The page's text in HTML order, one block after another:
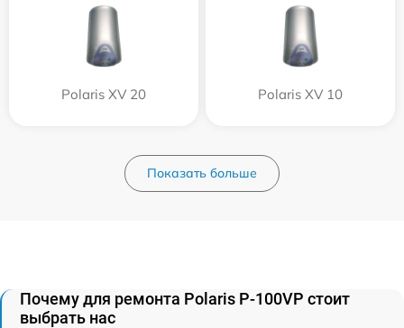
Polaris XV 20 Polaris XV 10
Показать больше
Почему для ремонта Polaris P-100VP стоит
выбрать нас